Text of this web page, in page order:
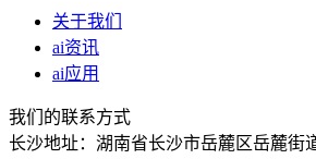
关于我们
ai资讯
ai应用
我们的联系方式
长沙地址：湖南省长沙市岳麓区岳麓街